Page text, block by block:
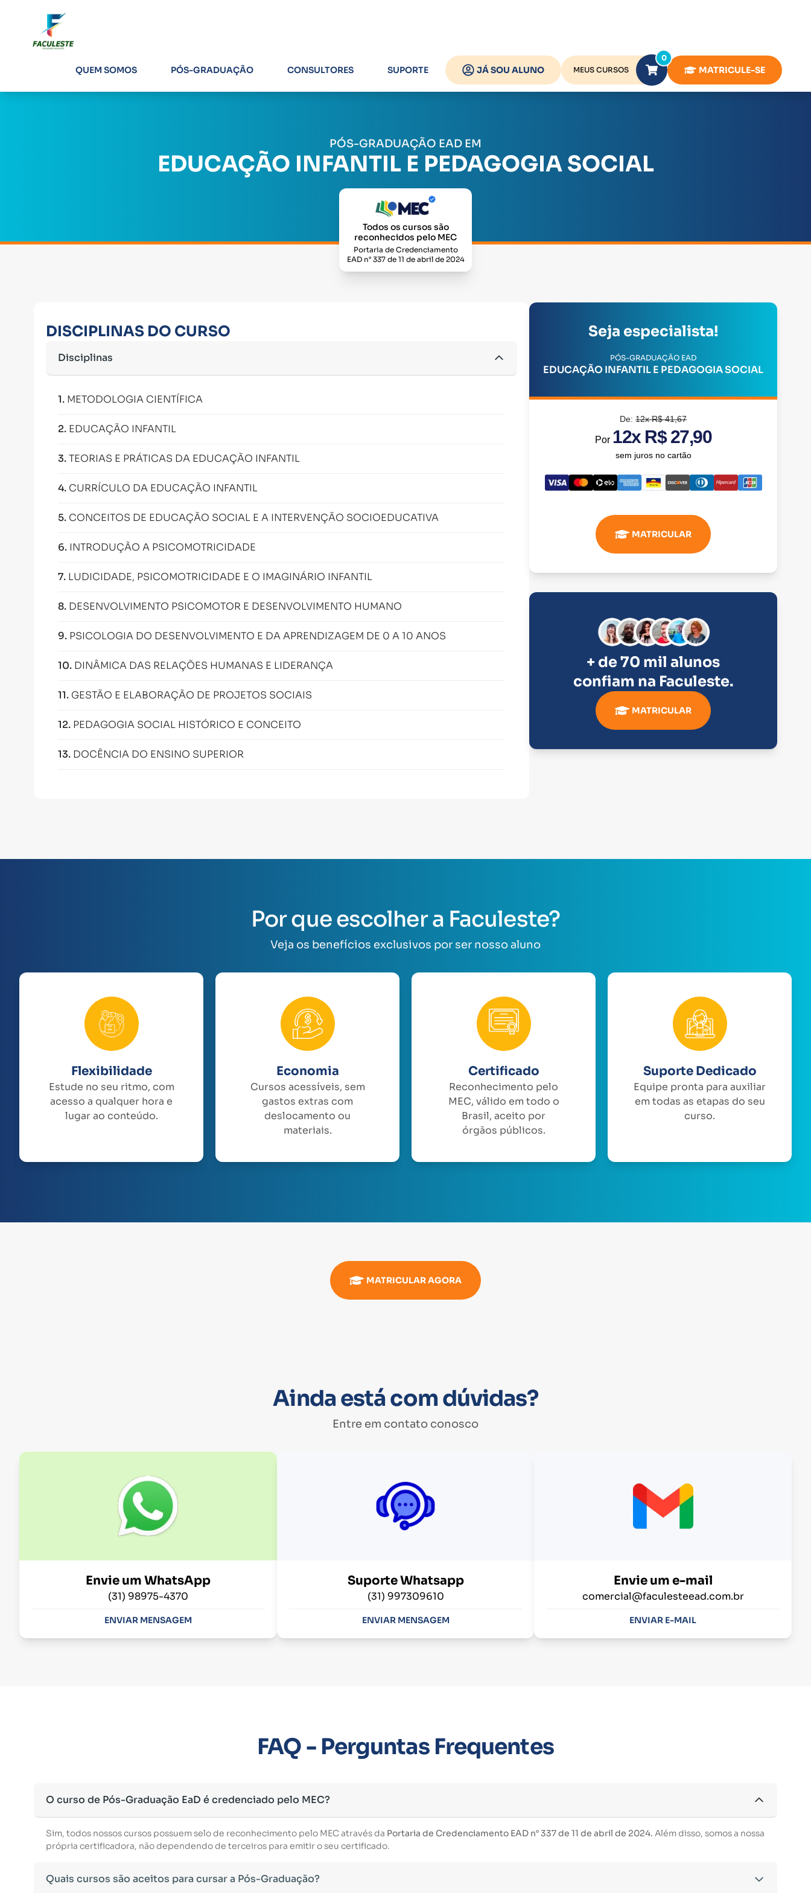
QUEM SOMOS PÓS-GRADUAÇÃO CONSULTORES SUPORTE JÁ SOU ALUNO MEUS CURSOS
0
MATRICULE-SE
PÓS-GRADUAÇÃO EAD EM
EDUCAÇÃO INFANTIL E PEDAGOGIA SOCIAL
Todos os cursos são
reconhecidos pelo MEC
Portaria de Credenciamento
EAD n° 337 de 11 de abril de 2024
DISCIPLINAS DO CURSO
Disciplinas
1. METODOLOGIA CIENTÍFICA
2. EDUCAÇÃO INFANTIL
3.TEORIAS E PRÁTICAS DA EDUCAÇÃO INFANTIL
4. CURRÍCULO DA EDUCAÇÃO INFANTIL
5. CONCEITOS DE EDUCAÇÃO SOCIAL E A INTERVENÇÃO SOCIOEDUCATIVA
6. INTRODUÇÃO A PSICOMOTRICIDADE
7. LUDICIDADE, PSICOMOTRICIDADE E O IMAGINÁRIO INFANTIL
8. DESENVOLVIMENTO PSICOMOTOR E DESENVOLVIMENTO HUMANO
9. PSICOLOGIA DO DESENVOLVIMENTO E DA APRENDIZAGEM DE 0 A 10 ANOS
10. DINÂMICA DAS RELAÇÕES HUMANAS E LIDERANÇA
11. GESTÃO E ELABORAÇÃO DE PROJETOS SOCIAIS
12. PEDAGOGIA SOCIAL HISTÓRICO E CONCEITO
13. DOCÊNCIA DO ENSINO SUPERIOR
Seja especialista!
PÓS-GRADUAÇÃO EAD
EDUCAÇÃO INFANTIL E PEDAGOGIA SOCIAL
De:12x R$ 41,67
Por 12x R$ 27,90
sem juros no cartão
MATRICULAR
+ de 70 mil alunos
confiam na Faculeste.
MATRICULAR
Por que escolher a Faculeste?
Veja os benefícios exclusivos por ser nosso aluno
Flexibilidade
Estude no seu ritmo, com
acesso a qualquer hora e
lugar ao conteúdo.
Economia
Cursos acessíveis, sem
gastos extras com
deslocamento ou
materiais.
Certificado
Reconhecimento pelo
MEC, válido em todo o
Brasil, aceito por
órgãos públicos.
Suporte Dedicado
Equipe pronta para auxiliar
em todas as etapas do seu
curso.
MATRICULAR AGORA
Ainda está com dúvidas?
Entre em contato conosco
Envie um WhatsApp
(31) 98975-4370
ENVIAR MENSAGEM
Suporte Whatsapp
(31) 997309610
ENVIAR MENSAGEM
Envie um e-mail
comercial@faculesteead.com.br
ENVIAR E-MAIL
FAQ - Perguntas Frequentes
O curso de Pós-Graduação EaD é credenciado pelo MEC?
Sim, todos nossos cursos possuem selo de reconhecimento pelo MEC através da Portaria de Credenciamento EAD n° 337 de 11 de abril de 2024. Além disso, somos a nossa
própria certificadora, não dependendo de terceiros para emitir o seu certificado.
Quais cursos são aceitos para cursar a Pós-Graduação?